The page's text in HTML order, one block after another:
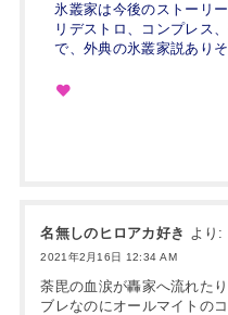
氷叢家は今後のストーリ
リデストロ、コンプレス
で、外典の氷叢家説ありそ
名無しのヒロアカ好き より:
2021年2月16日 12:34 AM
荼毘の血涙が轟家へ流れた
ブレなのにオールマイトの